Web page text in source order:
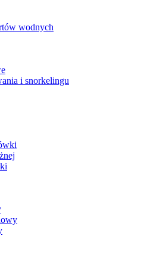
wodnych
i snorkelingu